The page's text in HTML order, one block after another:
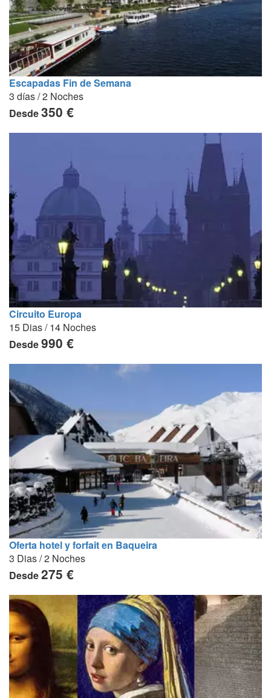
Escapadas Fin de Semana
3 días / 2 Noches
Desde350 €
Circuito Europa
15 Dias / 14 Noches
Desde990 €
Oferta hotel y forfait en Baqueira
3 Dias / 2 Noches
Desde275 €